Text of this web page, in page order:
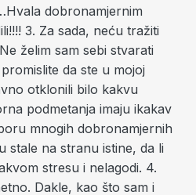
dobronamjernim
3. Za sada, neću tražiti
želim sam sebi stvarati
da ste u mojoj
otklonili bilo kakvu
podmetanja imaju ikakav
mnogih dobronamjernih
stale na stranu istine, da li
stresu i nelagodi. 4.
Dakle, kao što sam i